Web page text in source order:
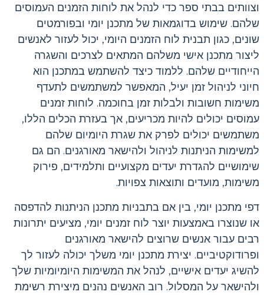
וצוותים בבתי ספר כדי לנהל את לוחות הזמנים העמוסים
שלהם. שימוש בדוגמאות של מתכנן יומי ובפורמטים
שונים, כגון תבנית לוח הזמנים היומי, יכול לעזור לאנשים
ליצור מתכנן אישי משלהם המתאים לצרכים והשגרה
הייחודיים שלהם. ללמוד כיצד להשתמש במתכנן הוא
חיוני לניהול זמן יעיל, המאפשר למשתמשים לתעדף
משימות חשובות ולבלות זמן בחוכמה. לוחות זמנים
עמוסים יכולים להיות מכריעים, אך בעזרת הכלים הללו,
משתמשים יכולים לפרק את שגרת היומיום שלהם
למשימות הניתנות לניהול ולהישאר מאורגנים. הם גם
שימושיים להגדרת יעדים מקצועיים ותלמידים, פירוק
משימות, מועדים ותוצאות צפויות.
דפי מתכנן יומי, בין אם בתבניות מתכנן הניתנות להדפסה
או שנוצרו באמצעות יוצר לוח זמנים יומי, מציעים יתרונות
רבים עבור אנשים שרוצים להישאר מאורגנים
ופרודוקטיביים. יצירת מתכנן יומי משלך יכולה לעזור לך
להשיג יעדים אישיים, לנהל את המשימות היומיומיות שלך
ולהישאר על המסלול. רוב האנשים נהנים מיצירת רשימת